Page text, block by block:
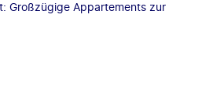
Großzügige Appartements zur